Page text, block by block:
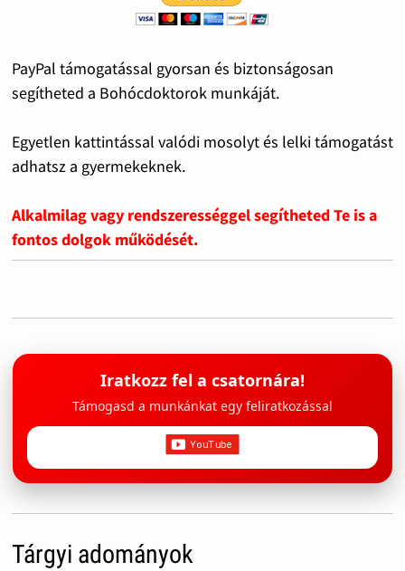
PayPal támogatással gyorsan és biztonságosan
segítheted a Bohócdoktorok munkáját.
Egyetlen kattintással valódi mosolyt és lelki támogatást
adhatsz a gyermekeknek.
Alkalmilag vagy rendszerességgel segítheted Te is a
fontos dolgok működését.
Iratkozz fel a csatornára!
Támogasd a munkánkat egy feliratkozással
Tárgyi adományok